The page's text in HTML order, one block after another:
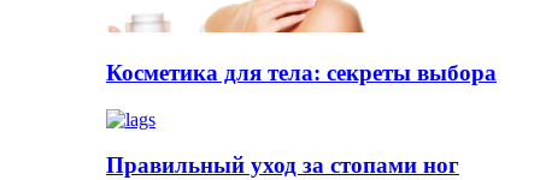
Косметика для тела: секреты выбора
Правильный уход за стопами ног